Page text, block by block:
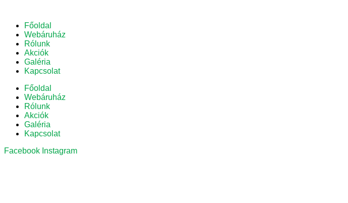
Főoldal
Webáruház
Rólunk
Akciók
Galéria
Kapcsolat
Főoldal
Webáruház
Rólunk
Akciók
Galéria
Kapcsolat
Facebook Instagram